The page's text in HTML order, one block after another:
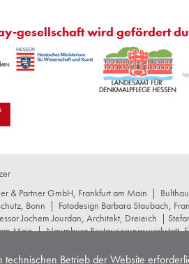
Betrieb der Website
gesellschaft wird gefördert
& Partner GmbH, Frankfurt am Main |
Bonn | Fotodesign Barbara Staubach,
Jochem Jourdan, Architekt, Dreieich |
Main|Naumburg Restaurierungswerkstatt,
mbH, Waltrop |Wentz Concept